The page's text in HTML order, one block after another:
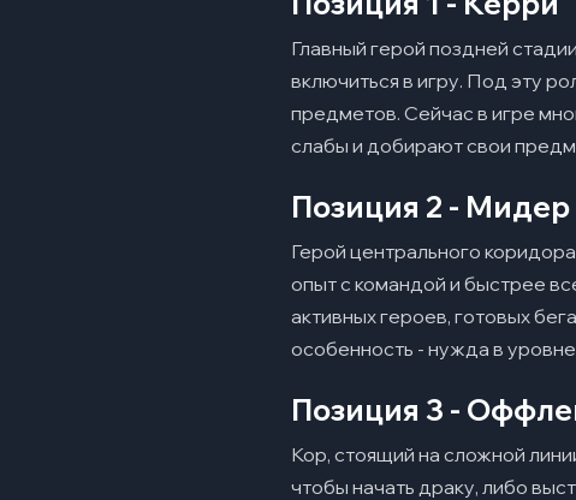
Древний
Фонтан
06 Заключение
Часто
Что такое карта в Dota
Какие основные зоны
Что такое линии на
Главный герой поздней
включиться в игру. Под эту
предметов. Сейчас в игре
слабы и добирают свои
Позиция 2 - Мидер
Герой центрального
опыт с командой и быстрее
активных героев, готовых
особенность - нужда в
Позиция 3 -
Кор, стоящий на сложной
чтобы начать драку, либо